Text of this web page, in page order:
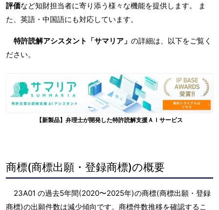
評価など知財担当者に寄り添う様々な機能を提供します。 ま
た、英語・中国語にも対応しています。
特許読解アシスタント「サマリア」 の詳細は、以下をご覧く
ださい。
【新製品】弁理士が開発した特許読解支援ＡＩサービス
商標(商標出願・登録商標)の概要
23A01 の過去5年間(2020〜2025年)の商標(商標出願・登録
商標)の出願件数は減少傾向です。商標件数推移を確認するこ